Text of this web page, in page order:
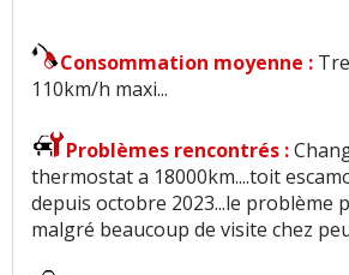
Consommation moyenne :
110km/h maxi...
Problèmes rencontrés :
thermostat a 18000km....toit
depuis octobre 2023...le problème
malgré beaucoup de visite chez